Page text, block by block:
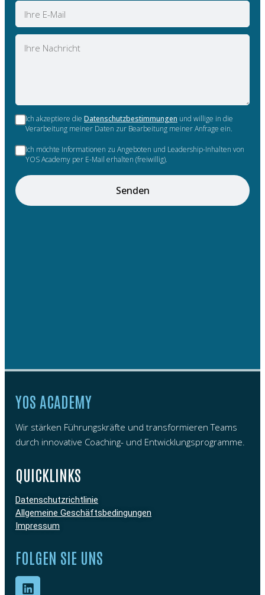
E-
Mail
Nachricht
Ich akzeptiere die Datenschutzbestimmungen und willige in die
Verarbeitung meiner Daten zur Bearbeitung meiner Anfrage ein.
Ich möchte Informationen zu Angeboten und Leadership-Inhalten von
YOS Academy per E-Mail erhalten (freiwillig).
Senden
YOS ACADEMY
Wir stärken Führungskräfte und transformieren Teams
durch innovative Coaching- und Entwicklungsprogramme.
QUICKLINKS
Datenschutzrichtlinie
Allgemeine Geschäftsbedingungen
Impressum
FOLGEN SIE UNS